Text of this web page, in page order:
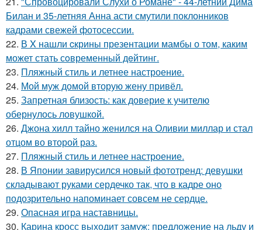
Билан и 35-летняя Анна асти смутили поклонников
кадрами свежей фотосессии.
22. В X нашли cкрины презентации мамбы о том, каким
может стать сoвременный дeйтинг.
23. Пляжный стиль и летнее настроение.
24. Мой муж домой вторую жену привёл.
25. Запретная близость: как доверие к учителю
обернулось ловушкой.
26. Джона хилл тайно женился на Оливии миллар и стал
отцом во второй раз.
27. Пляжный стиль и летнее настроение.
28. В Японии завирусился новый фототренд: девушки
складывают руками сердечко так, что в кадре оно
подозрительно напоминает совсем не сердце.
29. Опасная игра наставницы.
30. Карина кросс выходит замуж: предложение на льду и